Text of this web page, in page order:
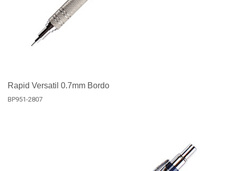
Rapid Versatil 0.7mm Bordo
BP951-2807